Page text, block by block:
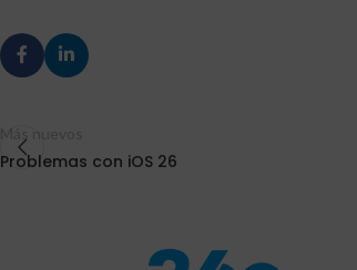
Más nuevos
Problemas con iOS 26